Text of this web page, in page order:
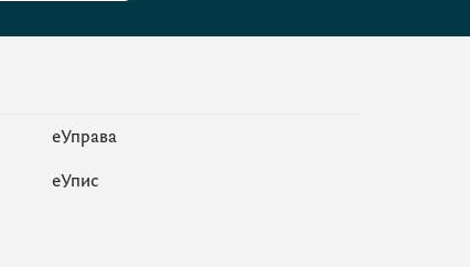
еУправа
eУпис